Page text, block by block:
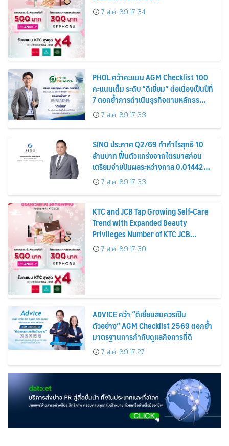
7 ส.ค. 69 17:34
PHOL คว้าคะแนน AGM Checklist 100
คะแนนเต็ม ระดับ “ดีเยี่ยม” ต่อเนื่องเป็นปีที่
7 ตอกย้ำการดำเนินธุรกิจตามหลักธร
รมาภิบาล โปร่งใส สร้างความเชื่อมั่นผู้ถือ
หุ้น
7 ส.ค. 69 17:33
SINO ประกาศ Q2/69 ทำกำไรสุทธิ 10
ล้านบาท ฟื้นตัวแกร่งจากไตรมาสก่อน
เตรียมจ่ายปันผลระหว่างกาล 0.014423
บาทต่อหุ้น ครึ่งปีหลังมุ่งเติบโตต่อเนื่อง
7 ส.ค. 69 17:33
KTC and JCB Tap Growing Self-Care
Trend with Expanded Beauty
Privileges Number of KTC JCB
Cardmembers Spending on
Cosmetics Rises 26%
7 ส.ค. 69 17:30
ADVICE คว้า “ดีเยี่ยมสมควรเป็น
ตัวอย่าง” AGM Checklist 2569 ตอกย้ำ
มาตรฐานการกำกับดูแลกิจการที่ดี
7 ส.ค. 69 17:27